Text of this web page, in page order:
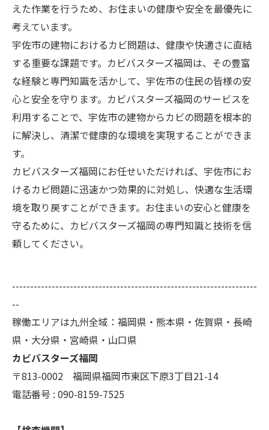
えた作業を行うため、お住まいの健康や安全を最優先に
考えています。
宇佐市の建物におけるカビ問題は、健康や快適さに直結
する重要な課題です。カビバスターズ福岡は、その豊富
な経験と専門知識を活かして、宇佐市の住民の皆様の安
心と安全を守ります。カビバスターズ福岡のサービスを
利用することで、宇佐市の建物からカビの問題を根本的
に解決し、清潔で健康的な環境を実現することができま
す。
カビバスターズ福岡にお任せいただければ、宇佐市にお
けるカビ問題に迅速かつ効果的に対処し、快適な生活環
境を取り戻すことができます。お住まいの安心と健康を
守るために、カビバスターズ福岡の専門知識と技術を信
頼してください。
--------------------------------------------------------------------
--
稼働エリアは九州全域：福岡県・熊本県・佐賀県・長崎
県・大分県・宮崎県・山口県
カビバスターズ福岡
〒813-0002 福岡県福岡市東区下原3丁目21-14
電話番号 : 090-8159-7525